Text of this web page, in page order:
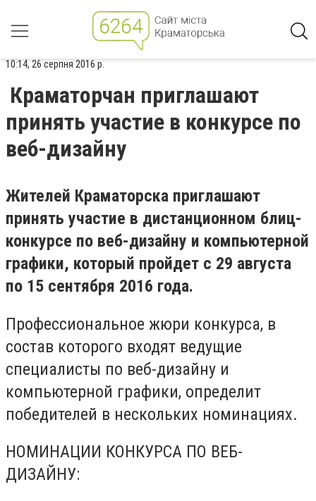
10:14, 26 серпня 2016 р.
Краматорчан приглашают
принять участие в конкурсе по
веб-дизайну
Жителей Краматорска приглашают
принять участие в дистанционном блиц-
конкурсе по веб-дизайну и компьютерной
графики, который пройдет с 29 августа
по 15 сентября 2016 года.
Профессиональное жюри конкурса, в
состав которого входят ведущие
специалисты по веб-дизайну и
компьютерной графики, определит
победителей в нескольких номинациях.
НОМИНАЦИИ КОНКУРСА ПО ВЕБ-
ДИЗАЙНУ: